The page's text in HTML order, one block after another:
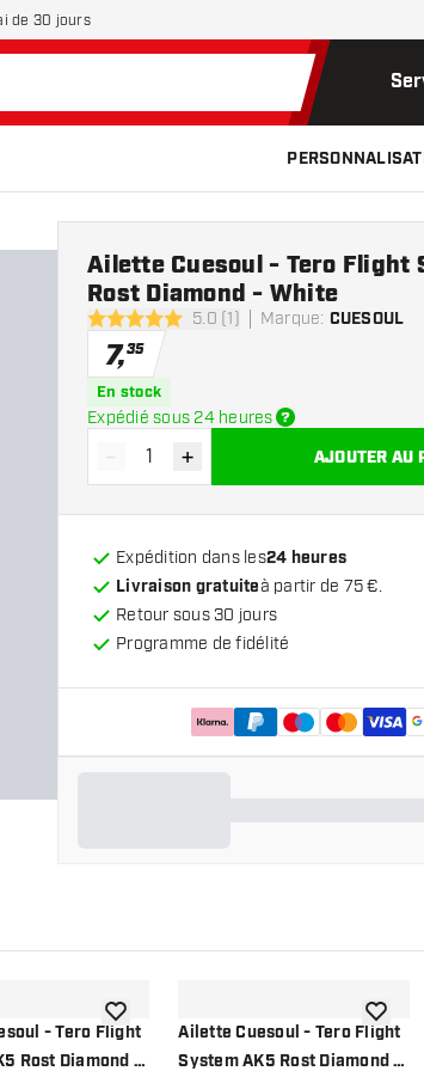
de 30 jours
5 étoiles de notation
5.0 (1) Marque: CUESOUL
Ailette Cuesoul - Tero Flight
Rost Diamond - White
7,35
En stock
Expédié sous 24 heures
Diminuer la quantité
- Augmenter la quantité
+ AJOUTER AU
Expédition dans les24 heures
Livraison gratuiteà partir de 75 €.
Retour sous 30 jours
Programme de fidélité
- Tero Flight
Rost Diamond -
ajouter à la liste de souhaits
Ailette Cuesoul - Tero Flight
System AK5 Rost Diamond -
ajouter